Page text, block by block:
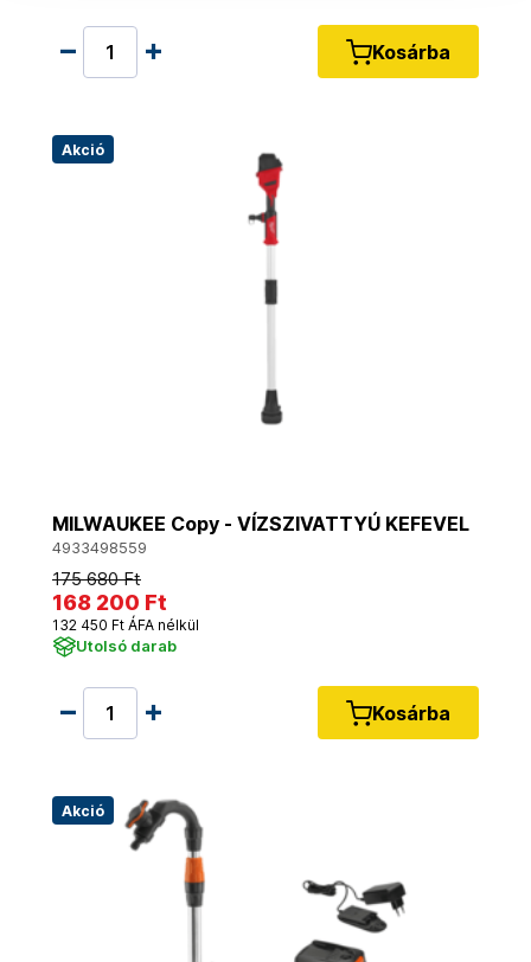
Kosárba
Akció
MILWAUKEE Copy - VÍZSZIVATTYÚ KEFEVEL
4933498559
175 680 Ft
168 200 Ft
132 450 Ft ÁFA nélkül
Utolsó darab
Kosárba
Akció